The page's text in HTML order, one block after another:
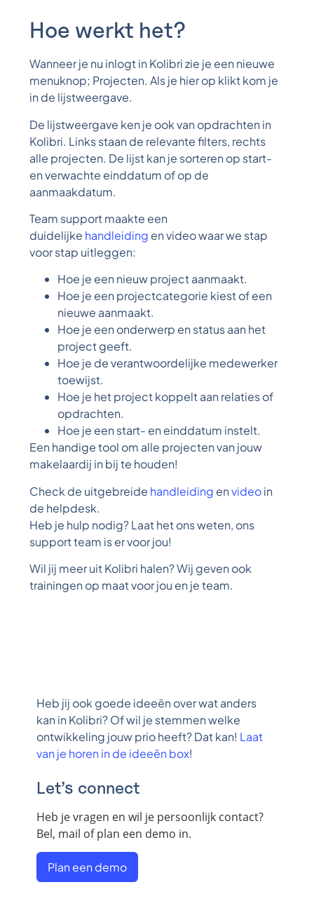
Hoe werkt het?
Wanneer je nu inlogt in Kolibri zie je een nieuwe
menuknop; Projecten. Als je hier op klikt kom je
in de lijstweergave.
De lijstweergave ken je ook van opdrachten in
Kolibri. Links staan de relevante filters, rechts
alle projecten. De lijst kan je sorteren op start-
en verwachte einddatum of op de
aanmaakdatum.
Team support maakte een
duidelijke handleiding en video waar we stap
voor stap uitleggen:
Hoe je een nieuw project aanmaakt.
Hoe je een projectcategorie kiest of een
nieuwe aanmaakt.
Hoe je een onderwerp en status aan het
project geeft.
Hoe je de verantwoordelijke medewerker
toewijst.
Hoe je het project koppelt aan relaties of
opdrachten.
Hoe je een start- en einddatum instelt.
Een handige tool om alle projecten van jouw
makelaardij in bij te houden!
Check de uitgebreide handleiding envideoin
de helpdesk.
Heb je hulp nodig? Laat het ons weten, ons
support team is er voor jou!
Wil jij meer uit Kolibri halen? Wij geven ook
trainingen op maat voor jou en je team.
Heb jij ook goede ideeën over wat anders
kan in Kolibri? Of wil je stemmen welke
ontwikkeling jouw prio heeft? Dat kan! Laat
van je horen in de ideeën box!
Let’s connect
Heb je vragen en wil je persoonlijk contact?
Bel, mail of plan een demo in.
Plan een demo